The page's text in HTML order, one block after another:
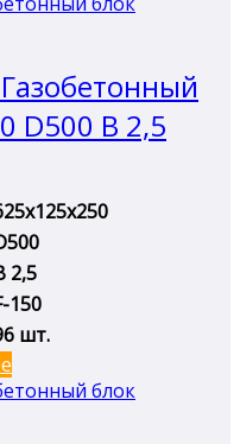
D500 B 2,5
2,5
150
шт.